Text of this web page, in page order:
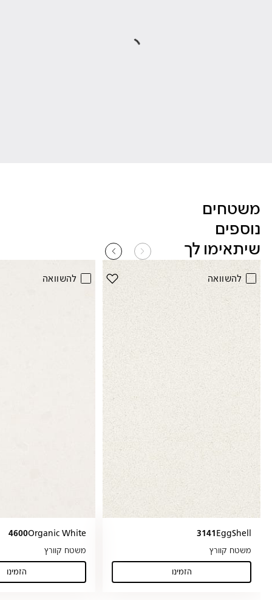
משטחים
נוספים
שיתאימו לך
Skip Colors Gallery
להשוואה (3141 EggShell) הוסף את הדגם EggShell למועדפים
3141EggShell
משטח קוורץ
הזמינו
(EggShell)
להשוואה (4600 Organic White)
4600Organic White
משטח קוורץ
הזמינו
(Organic White)